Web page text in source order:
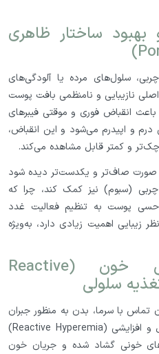
بهبود ساختار ظاهری
سلول‌های مرده یا آلودگی‌های
نازیبایی و نامنظمی بافت پوست
انقباض فوری و موقتی فیبرهای
و اپیدرم می‌شود و این انقباض،
و کمتر قابل مشاهده می‌کند.
صورت صاف‌تر و یکدست‌تر دیده شود
(سبوم) نیز کمک کند، چرا که
پوست به تنظیم فعالیت غدد
زیبایی اهمیت زیادی دارد، به‌ویژه
۳. افزایش گردش خون (Reactive
تماس با سرما، بدن به منظور جبران
کاهش جریان خون، واکنش متقابل و افزایشی (Reactive Hyperemia)
خونی گشاد شده و جریان خون